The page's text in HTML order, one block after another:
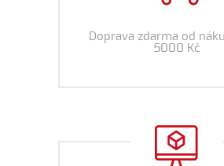
Doprava zdarma od
5000 Kč